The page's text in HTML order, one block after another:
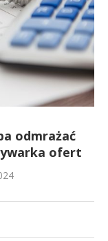
odmrażać
ofert